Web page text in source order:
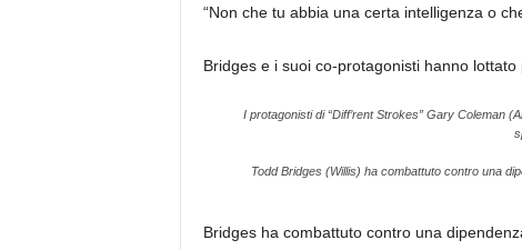
“Non che tu abbia una certa intelligenza o
Bridges e i suoi co-protagonisti hanno
I protagonisti di “Diff’rent Strokes” Gary Coleman
Todd Bridges (Willis) ha combattuto contro una
Bridges ha combattuto contro una